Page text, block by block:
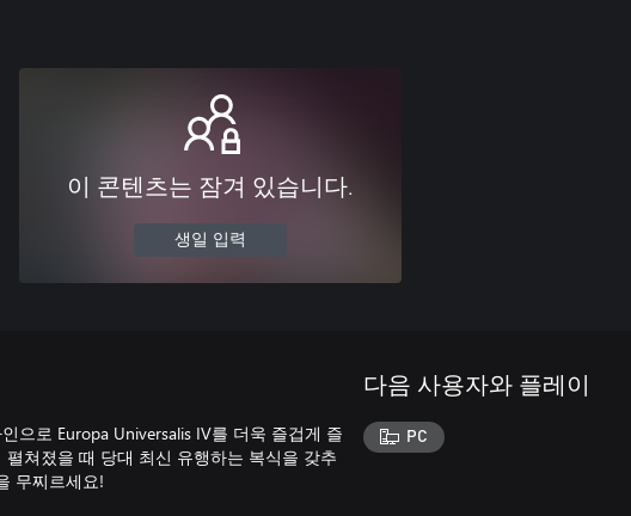
이 콘텐츠는 잠겨 있습니다.
생일 입력
으로 Europa Universalis IV를 더욱 즐겁게 즐
쳐졌을 때 당대 최신 유행하는 복식을 갖추
무찌르세요!
다음 사용자와 플레이
PC